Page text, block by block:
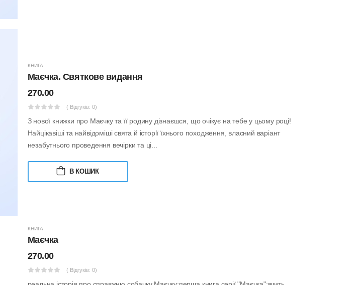
КНИГА
Маєчка. Святкове видання
270.00
( Відгуків: 0)
З нової книжки про Маєчку та її родину дізнаєшся, що очікує на тебе у цьому році!
Найцікавіші та найвідоміші свята й історії їхнього походження, власний варіант
незабутнього проведення вечірки та ці...
В КОШИК
КНИГА
Маєчка
270.00
( Відгуків: 0)